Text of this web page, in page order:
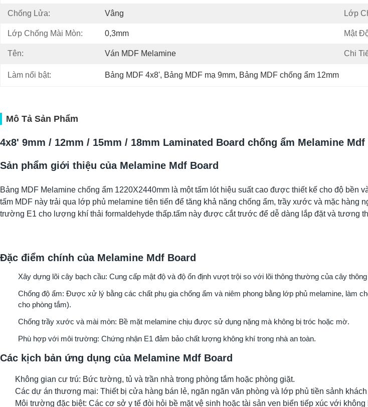
Chống Lửa: Vâng Lớp
Lớp Chống Mài Mòn: 0,3mm Mật
Tên: Ván MDF Melamine Chi
Làm nổi bật: Bảng MDF 4x8', Bảng MDF mạ 9mm, Bảng MDF chống ẩm 12mm
Mô Tả Sản Phẩm
4x8' 9mm / 12mm / 15mm / 18mm Laminated Board chống ẩm Melamine
Sản phẩm giới thiệu của Melamine Mdf Board
Bảng MDF Melamine chống ẩm 1220X2440mm là một tấm lót hiệu suất cao được thiết kế cho độ
tấm MDF này trải qua lớp phủ melamine tiên tiến để tăng khả năng chống ẩm, trầy xước và mặc
trường E1 cho lượng khí thải formaldehyde thấp.tấm này được cắt trước để dễ dàng lắp đặt và tương
Đặc điểm chính của Melamine Mdf Board
Xây dựng lõi cây bạch cầu: Cung cấp mật độ và độ ổn định vượt trội so với lõi thông thường của cây
Chống độ ẩm: Được xử lý bằng các chất phụ gia chống ẩm và niêm phong bằng lớp phủ melamine,
cho phòng tắm).
Chống trầy xước và mài mòn: Bề mặt melamine chịu được sử dụng nặng mà không bị tróc hoặc mờ.
Phù hợp với môi trường: Chứng nhận E1 đảm bảo chất lượng không khí trong nhà an toàn.
Các kịch bản ứng dụng của Melamine Mdf Board
Không gian cư trú: Bức tường, tủ và trần nhà trong phòng tắm hoặc phòng giặt.
Các dự án thương mại: Thiết bị cửa hàng bán lẻ, ngăn ngăn văn phòng và lớp phủ tiền sảnh khách
Môi trường đặc biệt: Các cơ sở y tế đòi hỏi bề mặt vệ sinh hoặc tài sản ven biển tiếp xúc với không